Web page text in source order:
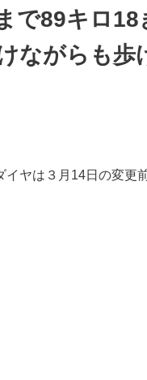
で89キロ
ながらも歩
ヤは３月14日の変更